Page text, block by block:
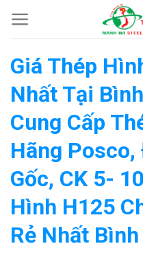
Chuyển
đến
dung
Giá Thép
Nhất Tại
Cung Cấp
Hãng
Gốc, CK 5-
Hình H125
Rẻ Nhất